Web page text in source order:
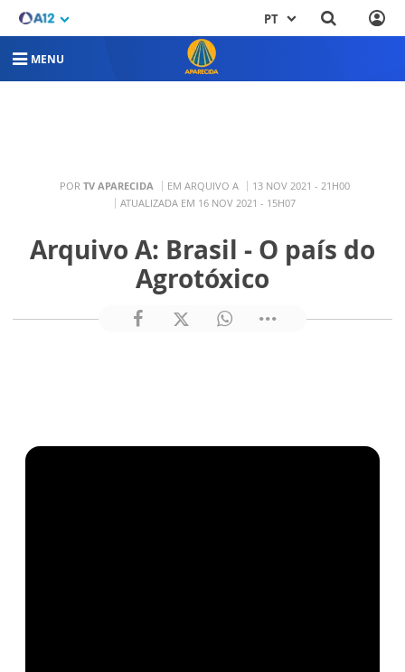
PT
MENU
POR TV APARECIDA EM ARQUIVO A
13 NOV 2021 - 21H00
ATUALIZADA EM 16 NOV 2021 - 15H07
Arquivo A: Brasil - O país do
Agrotóxico